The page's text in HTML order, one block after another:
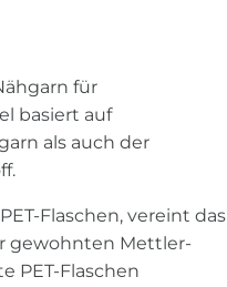
für
basiert auf
als auch der
Flaschen, vereint das
gewohnten Mettler-
PET-Flaschen